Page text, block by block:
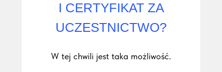
W tej chwili jest taka możliwość.
I CERTYFIKAT ZA
UCZESTNICTWO?